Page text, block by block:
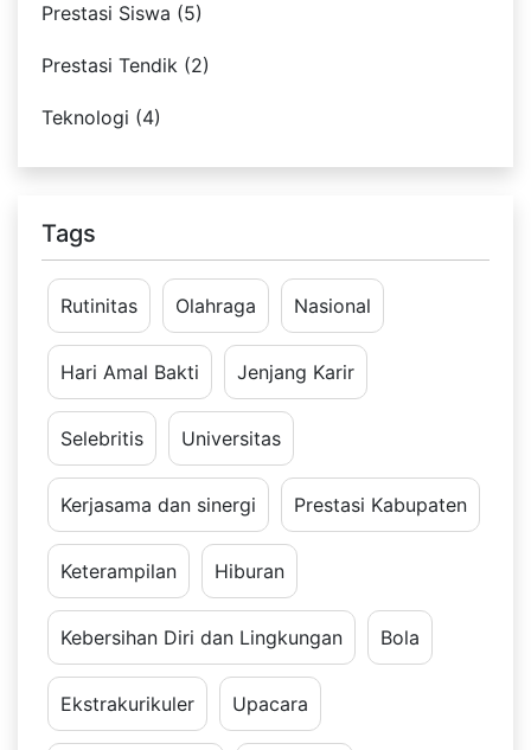
Prestasi Siswa (5)
Prestasi Tendik (2)
Teknologi (4)
Tags
Rutinitas Olahraga Nasional
Hari Amal Bakti Jenjang Karir
Selebritis Universitas
Kerjasama dan sinergi Prestasi Kabupaten
Keterampilan Hiburan
Kebersihan Diri dan Lingkungan Bola
Ekstrakurikuler Upacara